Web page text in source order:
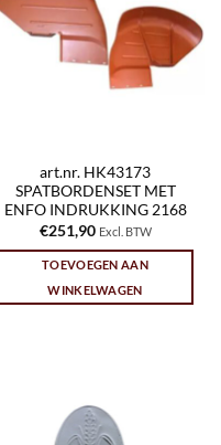
art.nr. HK43173
SPATBORDENSET MET
ENFO INDRUKKING 2168
€251,90 Excl. BTW
TOEVOEGEN AAN
WINKELWAGEN